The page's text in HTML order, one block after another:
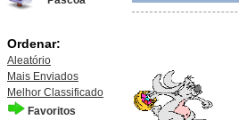
Ordenar:
Aleatório
Mais Enviados
Melhor Classificado
Favoritos